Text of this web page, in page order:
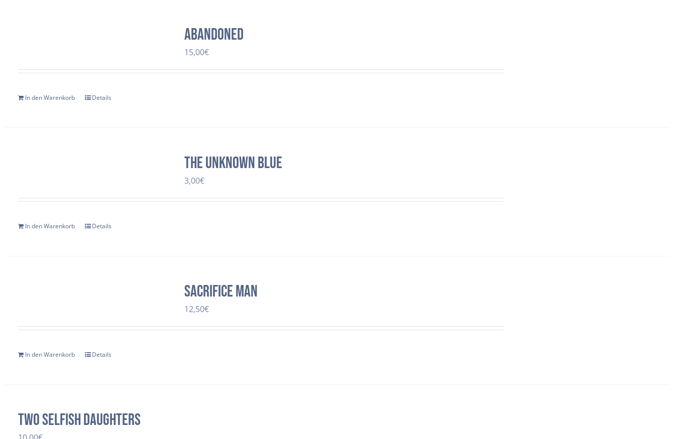
Abandoned
15,00€
In den Warenkorb Details
The Unknown Blue
3,00€
In den Warenkorb Details
SACRIFICE MAN
12,50€
In den Warenkorb Details
two selfish daughters